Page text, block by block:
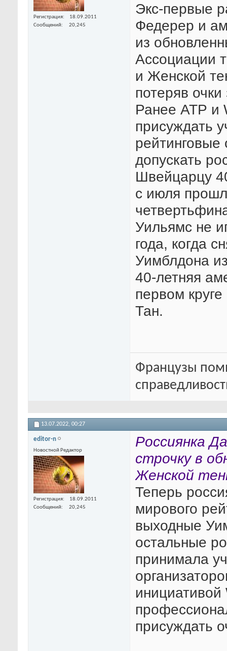
Регистрация
18.09.2011
Сообщений
20,245
Экс-первые
Федерер и
из
Ассоциации
и Женской
потеряв
Ранее АТР и
присуждать
рейтинговые
допускать
Швейцарцу
с июля
Уильямс не
года, когда
Уимблдона
40-летняя
первом
Тан.
Французы
13.07.2022, 00:27
editor-n
Новостной Редактор
Регистрация
18.09.2011
Сообщений
20,245
Россиянка
строчку в
Женской
Теперь
мирового
выходные
остальные
принимала
инициативой
присуждать